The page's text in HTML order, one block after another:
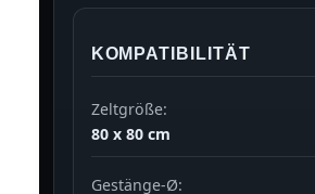
KOMPATIBILITÄT
Zeltgröße:
80 x 80 cm
Gestänge-Ø: